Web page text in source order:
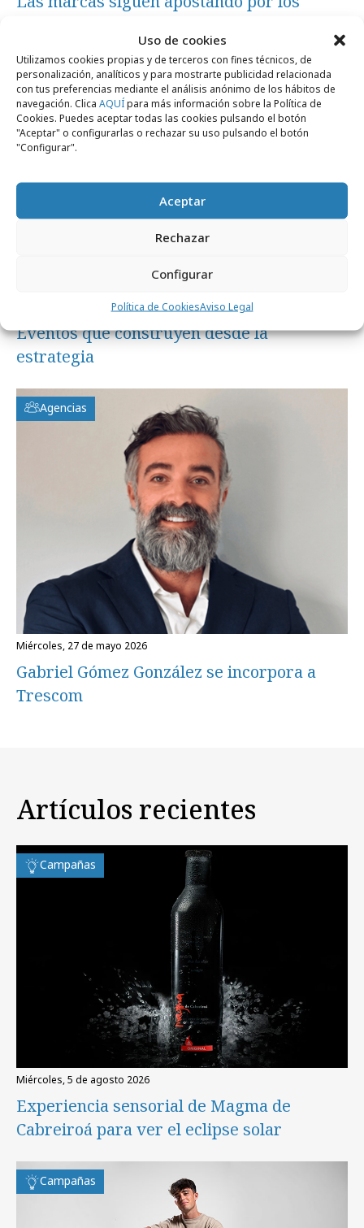
Uso de cookies
Utilizamos cookies propias y de terceros con fines técnicos, de
personalización, analíticos y para mostrarte publicidad relacionada
con tus preferencias mediante el análisis anónimo de los hábitos de
navegación. Clica AQUÍpara más información sobre la Política de
Cookies. Puedes aceptar todas las cookies pulsando el botón
"Aceptar" o configurarlas o rechazar su uso pulsando el botón
"Configurar".
Aceptar
Rechazar
Configurar
Política de CookiesAviso Legal
Agencias
lunes, 15 de junio 2026
Eventos que construyen desde la
estrategia
Agencias
miércoles, 27 de mayo 2026
Gabriel Gómez González se incorpora a
Trescom
Artículos recientes
Campañas
miércoles, 5 de agosto 2026
Experiencia sensorial de Magma de
Cabreiroá para ver el eclipse solar
Campañas